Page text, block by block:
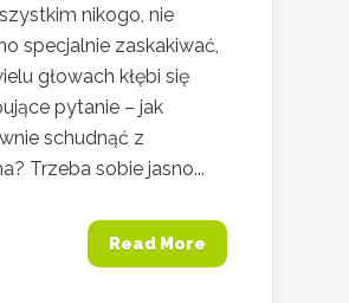
nikogo, nie
specjalnie zaskakiwać,
głowach kłębi się
pytanie – jak
schudnąć z
Trzeba sobie jasno...
Read More